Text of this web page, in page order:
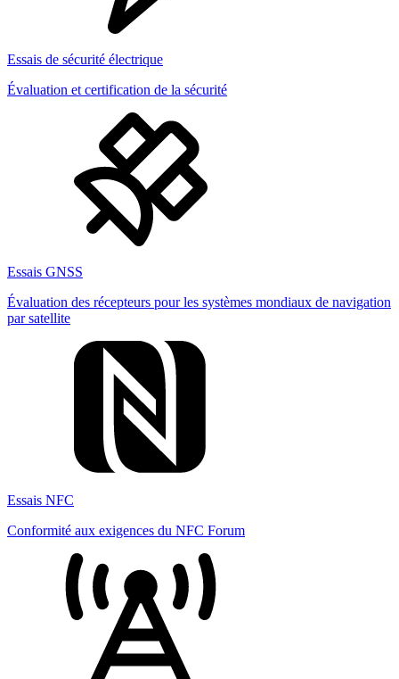
Essais de sécurité électrique
Évaluation et certification de la sécurité
Essais GNSS
Évaluation des récepteurs pour les systèmes mondiaux de navigation
par satellite
Essais NFC
Conformité aux exigences du NFC Forum